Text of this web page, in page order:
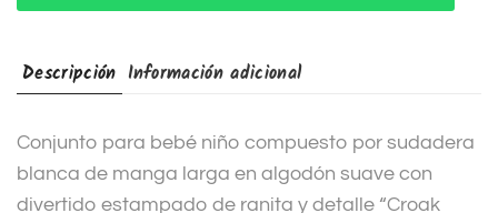
Descripción Información adicional
Conjunto para bebé niño compuesto por sudadera
blanca de manga larga en algodón suave con
divertido estampado de ranita y detalle “Croak